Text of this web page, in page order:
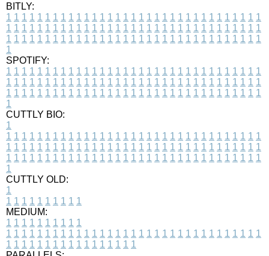
BITLY:
1 1 1 1 1 1 1 1 1 1 1 1 1 1 1 1 1 1 1 1 1 1 1 1 1 1 1 1 1 1 1 1 1
1 1 1 1 1 1 1 1 1 1 1 1 1 1 1 1 1 1 1 1 1 1 1 1 1 1 1 1 1 1 1 1 1
1 1 1 1 1 1 1 1 1 1 1 1 1 1 1 1 1 1 1 1 1 1 1 1 1 1 1 1 1 1 1 1 1
1
SPOTIFY:
1 1 1 1 1 1 1 1 1 1 1 1 1 1 1 1 1 1 1 1 1 1 1 1 1 1 1 1 1 1 1 1 1
1 1 1 1 1 1 1 1 1 1 1 1 1 1 1 1 1 1 1 1 1 1 1 1 1 1 1 1 1 1 1 1 1
1 1 1 1 1 1 1 1 1 1 1 1 1 1 1 1 1 1 1 1 1 1 1 1 1 1 1 1 1 1 1 1 1
1
CUTTLY BIO:
1
1 1 1 1 1 1 1 1 1 1 1 1 1 1 1 1 1 1 1 1 1 1 1 1 1 1 1 1 1 1 1 1 1
1 1 1 1 1 1 1 1 1 1 1 1 1 1 1 1 1 1 1 1 1 1 1 1 1 1 1 1 1 1 1 1 1
1 1 1 1 1 1 1 1 1 1 1 1 1 1 1 1 1 1 1 1 1 1 1 1 1 1 1 1 1 1 1 1 1
1
CUTTLY OLD:
1
1 1 1 1 1 1 1 1 1 1
MEDIUM:
1 1 1 1 1 1 1 1 1 1
1 1 1 1 1 1 1 1 1 1 1 1 1 1 1 1 1 1 1 1 1 1 1 1 1 1 1 1 1 1 1 1 1
1 1 1 1 1 1 1 1 1 1 1 1 1 1 1 1 1